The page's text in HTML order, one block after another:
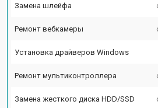
Замена шлейфа
Ремонт вебкамеры
Установка драйверов Windows
Ремонт мультиконтроллера
Замена жесткого диска HDD/SSD